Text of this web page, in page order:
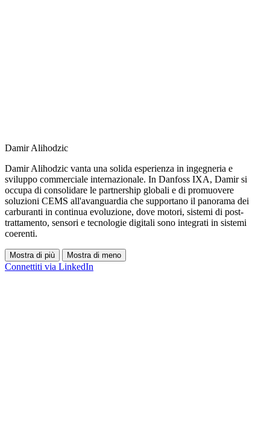
Damir Alihodzic
Damir Alihodzic vanta una solida esperienza in ingegneria e
sviluppo commerciale internazionale. In Danfoss IXA, Damir si
occupa di consolidare le partnership globali e di promuovere
soluzioni CEMS all'avanguardia che supportano il panorama dei
carburanti in continua evoluzione, dove motori, sistemi di post-
trattamento, sensori e tecnologie digitali sono integrati in sistemi
coerenti.
Mostra di più Mostra di meno
Connettiti via LinkedIn